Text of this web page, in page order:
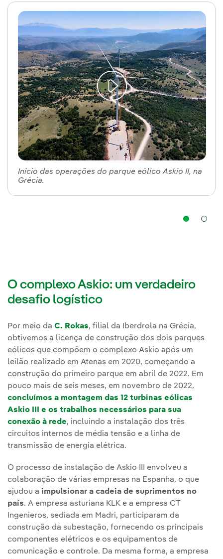
Início das operações do parque eólico Askio II, na
Grécia.
O complexo Askio: um verdadeiro
desafio logístico
Por meio da C. Rokas, filial da Iberdrola na Grécia,
obtivemos a licença de construção dos dois parques
eólicos que compõem o complexo Askio após um
leilão realizado em Atenas em 2020, começando a
construção do primeiro parque em abril de 2022. Em
pouco mais de seis meses, em novembro de 2022,
concluímos a montagem das 12 turbinas eólicas
Askio III e os trabalhos necessários para sua
conexão à rede, incluindo a instalação dos três
circuitos internos de média tensão e a linha de
transmissão de energia elétrica.
O processo de instalação de Askio III envolveu a
colaboração de várias empresas na Espanha, o que
ajudou a impulsionar a cadeia de suprimentos no
país. A empresa asturiana KLK e a empresa CT
Ingenieros, sediada em Madri, participaram da
construção da subestação, fornecendo os principais
componentes elétricos e os equipamentos de
comunicação e controle. Da mesma forma, a empresa